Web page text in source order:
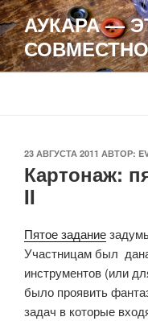
Перейти
к
содержимому
АУКАРА —
ОПУБЛИКОВАНО
23 АВГУСТА 2011 АВТОР:
Картонаж:
II
Пятое задание
Участницам был
инструментов (или
было проявить
задач в которые